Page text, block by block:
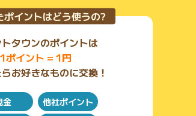
ポイントはどう使うの?
タウンのポイントは
1ポイント = 1円
お好きなものに交換！
金
他社ポイント